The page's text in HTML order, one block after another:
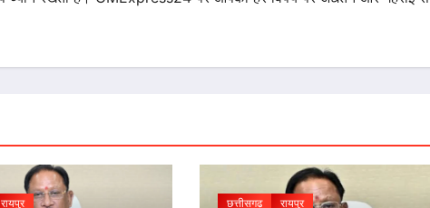
रायपुर छत्तीसगढ़ रायपुर